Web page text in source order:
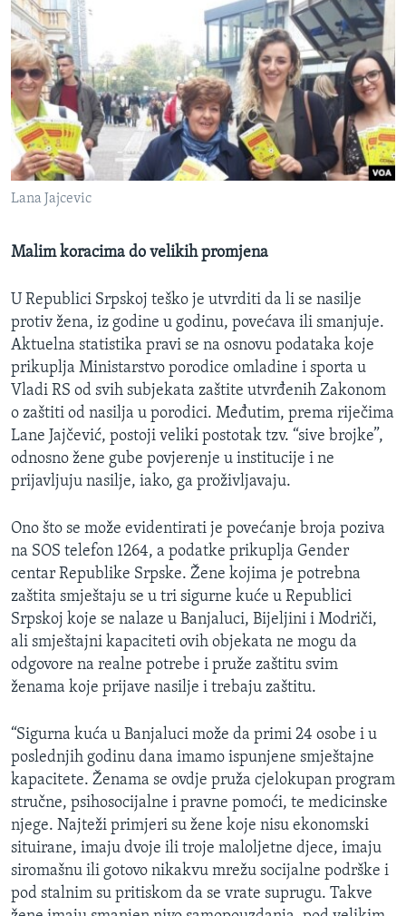
Lana Jajcevic
Malim koracima do velikih promjena
U Republici Srpskoj teško je utvrditi da li se nasilje
protiv žena, iz godine u godinu, povećava ili smanjuje.
Aktuelna statistika pravi se na osnovu podataka koje
prikuplja Ministarstvo porodice omladine i sporta u
Vladi RS od svih subjekata zaštite utvrđenih Zakonom
o zaštiti od nasilja u porodici. Međutim, prema riječima
Lane Jajčević, postoji veliki postotak tzv. “sive brojke”,
odnosno žene gube povjerenje u institucije i ne
prijavljuju nasilje, iako, ga proživljavaju.
Ono što se može evidentirati je povećanje broja poziva
na SOS telefon 1264, a podatke prikuplja Gender
centar Republike Srpske. Žene kojima je potrebna
zaštita smještaju se u tri sigurne kuće u Republici
Srpskoj koje se nalaze u Banjaluci, Bijeljini i Modriči,
ali smještajni kapaciteti ovih objekata ne mogu da
odgovore na realne potrebe i pruže zaštitu svim
ženama koje prijave nasilje i trebaju zaštitu.
“Sigurna kuća u Banjaluci može da primi 24 osobe i u
poslednjih godinu dana imamo ispunjene smještajne
kapacitete. Ženama se ovdje pruža cjelokupan program
stručne, psihosocijalne i pravne pomoći, te medicinske
njege. Najteži primjeri su žene koje nisu ekonomski
situirane, imaju dvoje ili troje maloljetne djece, imaju
siromašnu ili gotovo nikakvu mrežu socijalne podrške i
pod stalnim su pritiskom da se vrate suprugu. Takve